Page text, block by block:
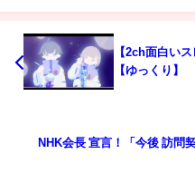
【2ch面白い
【ゆっくり】
NHK会長 宣言！「今後 訪問